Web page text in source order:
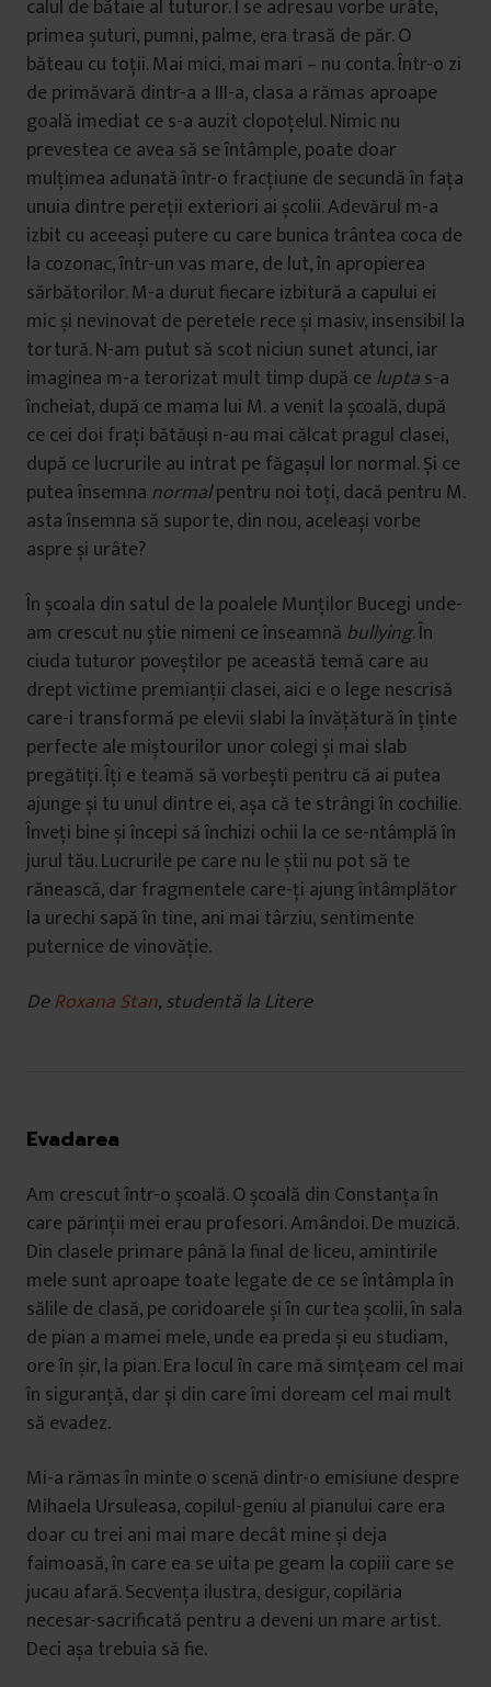
calul de bătaie al tuturor. I se adresau vorbe urâte,
primea șuturi, pumni, palme, era trasă de păr. O
băteau cu toții. Mai mici, mai mari – nu conta. Într-o zi
de primăvară dintr-a a III-a, clasa a rămas aproape
goală imediat ce s-a auzit clopoțelul. Nimic nu
prevestea ce avea să se întâmple, poate doar
mulțimea adunată într-o fracțiune de secundă în fața
unuia dintre pereții exteriori ai școlii. Adevărul m-a
izbit cu aceeași putere cu care bunica trântea coca de
la cozonac, într-un vas mare, de lut, în apropierea
sărbătorilor. M-a durut fiecare izbitură a capului ei
mic și nevinovat de peretele rece și masiv, insensibil la
tortură. N-am putut să scot niciun sunet atunci, iar
imaginea m-a terorizat mult timp după ce luptas-a
încheiat, după ce mama lui M. a venit la școală, după
ce cei doi frați bătăuși n-au mai călcat pragul clasei,
după ce lucrurile au intrat pe făgașul lor normal. Și ce
putea însemna normalpentru noi toți, dacă pentru M.
asta însemna să suporte, din nou, aceleași vorbe
aspre și urâte?
În școala din satul de la poalele Munților Bucegi unde-
am crescut nu știe nimeni ce înseamnă bullying. În
ciuda tuturor poveștilor pe această temă care au
drept victime premianții clasei, aici e o lege nescrisă
care-i transformă pe elevii slabi la învățătură în ținte
perfecte ale miștourilor unor colegi și mai slab
pregătiți. Îți e teamă să vorbești pentru că ai putea
ajunge și tu unul dintre ei, așa că te strângi în cochilie.
Înveți bine și începi să închizi ochii la ce se-ntâmplă în
jurul tău. Lucrurile pe care nu le știi nu pot să te
rănească, dar fragmentele care-ți ajung întâmplător
la urechi sapă în tine, ani mai târziu, sentimente
puternice de vinovăție.
DeRoxana Stan, studentă la Litere
Evadarea
Am crescut într-o școală. O școală din Constanța în
care părinții mei erau profesori. Amândoi. De muzică.
Din clasele primare până la final de liceu, amintirile
mele sunt aproape toate legate de ce se întâmpla în
sălile de clasă, pe coridoarele și în curtea școlii, în sala
de pian a mamei mele, unde ea preda și eu studiam,
ore în șir, la pian. Era locul în care mă simțeam cel mai
în siguranță, dar și din care îmi doream cel mai mult
să evadez.
Mi-a rămas în minte o scenă dintr-o emisiune despre
Mihaela Ursuleasa, copilul-geniu al pianului care era
doar cu trei ani mai mare decât mine și deja
faimoasă, în care ea se uita pe geam la copiii care se
jucau afară. Secvența ilustra, desigur, copilăria
necesar-sacrificată pentru a deveni un mare artist.
Deci așa trebuia să fie.